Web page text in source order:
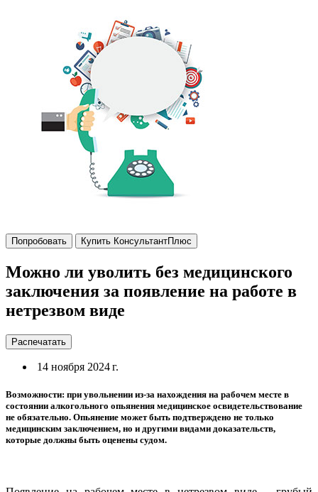
Попробовать Купить КонсультантПлюс
Можно ли уволить без медицинского
заключения за появление на работе в
нетрезвом виде
Распечатать
14 ноября 2024 г.
Возможности: при увольнении из-за нахождения на рабочем месте в
состоянии алкогольного опьянения медицинское освидетельствование
не обязательно. Опьянение может быть подтверждено не только
медицинским заключением, но и другими видами доказательств,
которые должны быть оценены судом.